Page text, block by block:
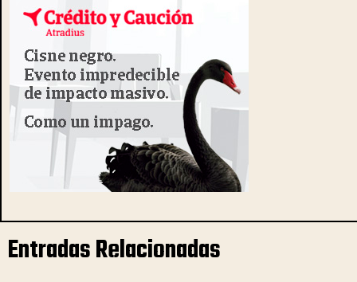
Entradas Relacionadas